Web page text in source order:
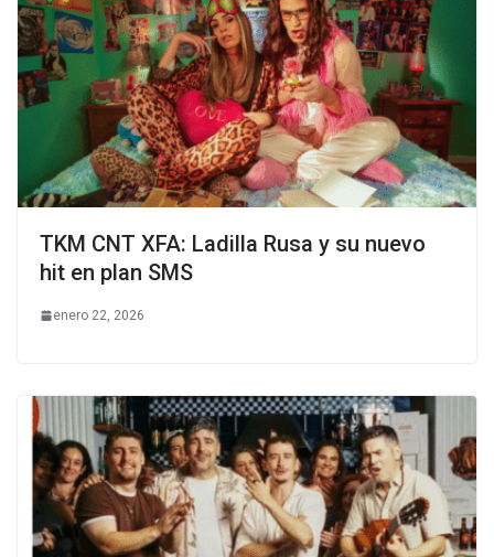
TKM CNT XFA: Ladilla Rusa y su nuevo
hit en plan SMS
enero 22, 2026